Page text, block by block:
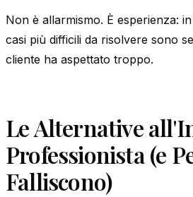
Non è allarmismo. È esperienza:
casi più difficili da risolvere sono
cliente ha aspettato troppo.
Le Alternative
Professionista (e
Falliscono)